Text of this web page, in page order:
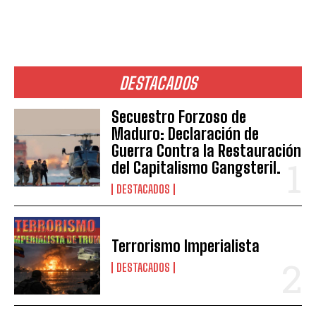
DESTACADOS
Secuestro Forzoso de
Maduro: Declaración de
Guerra Contra la Restauración
del Capitalismo Gangsteril.
DESTACADOS
Terrorismo Imperialista
DESTACADOS